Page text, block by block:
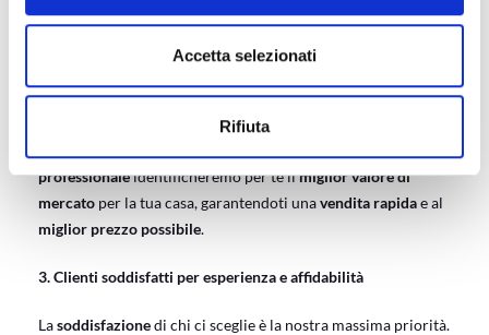
Accetta selezionati
Rifiuta
Piano Immobiliare offre la creazione di
video professionali
acquirenti un’esperienza immersivae ai proprietari una
commercializzazione che valorizzi al meglio l’immobile.
professionaleidentificheremo per te ilmiglior valore di
mercato per la tua casa, garantendoti unavendita rapidae al
miglior prezzo possibile.
3. Clienti soddisfatti per esperienza e affidabilità
Lasoddisfazionedi chi ci sceglie è la nostra massima priorità.